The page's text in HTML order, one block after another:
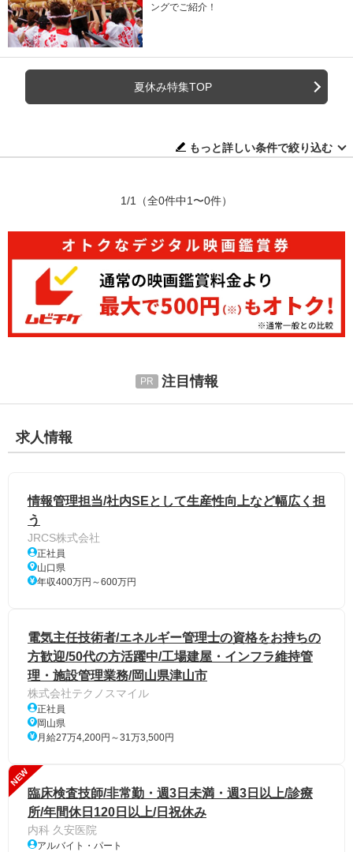
ングでご紹介！
夏休み特集TOP
もっと詳しい条件で絞り込む
1/1 （全0件中1〜0件）
注目情報
求人情報
情報管理担当/社内SEとして生産性向上など幅広く担
う
JRCS株式会社
正社員
山口県
年収400万円～600万円
電気主任技術者/エネルギー管理士の資格をお持ちの
方歓迎/50代の方活躍中/工場建屋・インフラ維持管
理・施設管理業務/岡山県津山市
株式会社テクノスマイル
正社員
岡山県
月給27万4,200円～31万3,500円
NEW
臨床検査技師/非常勤・週3日未満・週3日以上/診療
所/年間休日120日以上/日祝休み
内科 久安医院
アルバイト・パート